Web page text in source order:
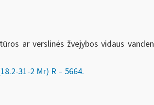
ar verslinės žvejybos vidaus
31-2 Mr) R – 5664.